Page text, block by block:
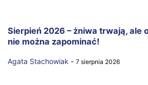
Sierpień 2026 – żniwa trwają, ale
nie można zapominać!
Agata Stachowiak - 7 sierpnia 2026